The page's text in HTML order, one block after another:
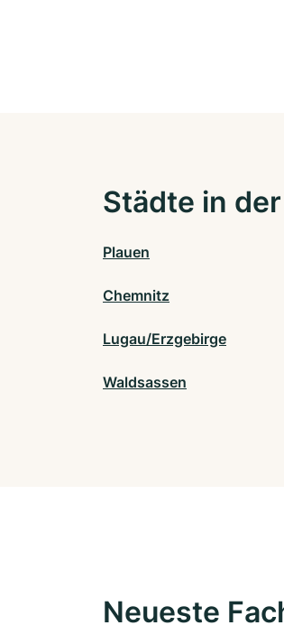
Städte in
Plauen
Chemnitz
Lugau/Erzgebirge
Waldsassen
Neueste